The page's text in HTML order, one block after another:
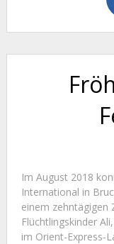
Im August 2018
International in
einem zehntägigen
Flüchtlingskinder
im Orient-Express-